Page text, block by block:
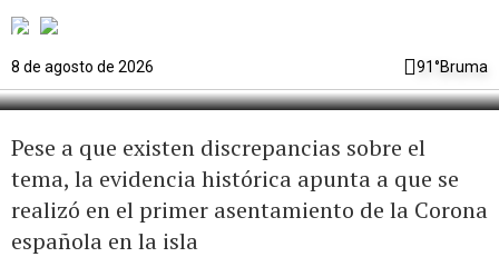
8 de agosto de 2026 91°Bruma
Caparra a principios del siglo XVI
Pese a que existen discrepancias sobre el
tema, la evidencia histórica apunta a que se
realizó en el primer asentamiento de la Corona
española en la isla